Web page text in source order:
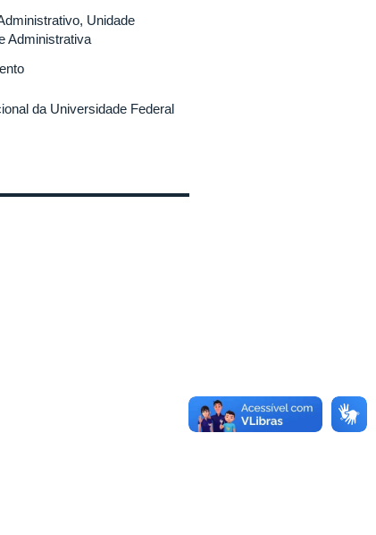
Unidade
Administrativa
da Universidade Federal